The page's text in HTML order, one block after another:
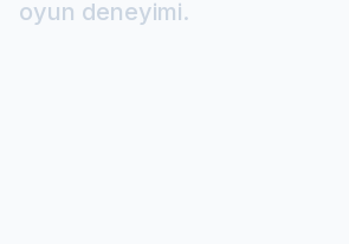
oyun deneyimi.